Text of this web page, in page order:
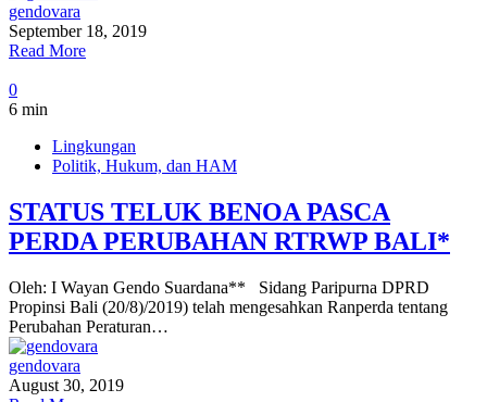
gendovara
September 18, 2019
Read More
0
6 min
Lingkungan
Politik, Hukum, dan HAM
STATUS TELUK BENOA PASCA
PERDA PERUBAHAN RTRWP BALI*
Oleh: I Wayan Gendo Suardana** Sidang Paripurna DPRD
Propinsi Bali (20/8)/2019) telah mengesahkan Ranperda tentang
Perubahan Peraturan…
gendovara
August 30, 2019